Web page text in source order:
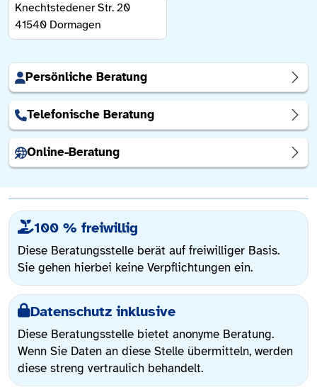
Knechtstedener Str. 20
41540 Dormagen
Persönliche Beratung
Telefonische Beratung
Online-Beratung
100 % freiwillig
Diese Beratungsstelle berät auf freiwilliger Basis.
Sie gehen hierbei keine Verpflichtungen ein.
Datenschutz inklusive
Diese Beratungsstelle bietet anonyme Beratung.
Wenn Sie Daten an diese Stelle übermitteln, werden
diese streng vertraulich behandelt.